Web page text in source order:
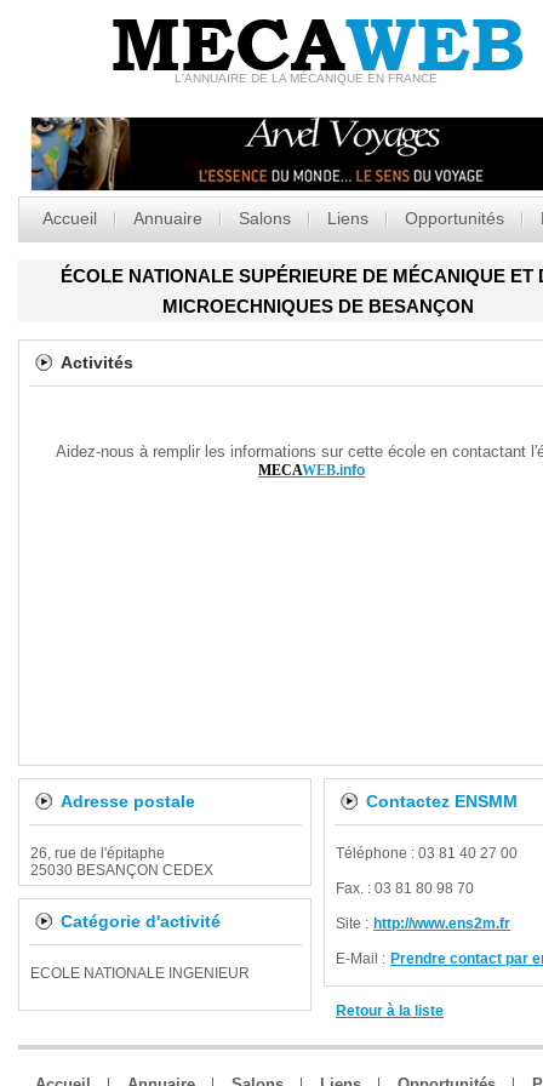
MECAWEB
L'ANNUAIRE DE LA MÉCANIQUE EN FRANCE
Accueil Annuaire Salons Liens Opportunités
ÉCOLE NATIONALE SUPÉRIEURE DE MÉCANIQUE ET
MICROECHNIQUES DE BESANÇON
Activités
Aidez-nous à remplir les informations sur cette école en contactant
MECAWEB.info
Adresse postale
26, rue de l'épitaphe
25030 BESANÇON CEDEX
Contactez ENSMM
Téléphone : 03 81 40 27 00
Fax. : 03 81 80 98 70
Site : http://www.ens2m.fr
E-Mail : Prendre contact par
Catégorie d'activité
ECOLE NATIONALE INGENIEUR
Retour à la liste